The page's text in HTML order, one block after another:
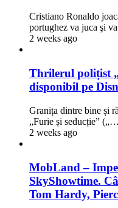
Cristiano Ronaldo
portughez va juca şi
2 weeks ago
Thrilerul polițist
disponibil pe
Granița dintre bine și
„Furie și seducție” („…
2 weeks ago
MobLand –
SkyShowtime.
Tom Hardy,